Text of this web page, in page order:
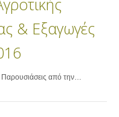
& Εξαγωγές
Παρουσιάσεις από την…